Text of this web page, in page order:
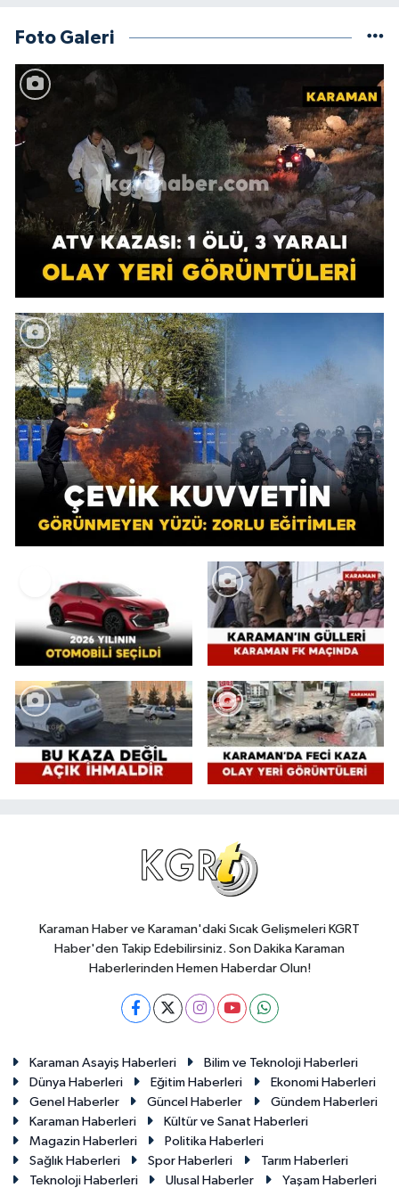
Foto Galeri
Karaman Haber ve Karaman'daki Sıcak Gelişmeleri KGRT
Haber'den Takip Edebilirsiniz. Son Dakika Karaman
Haberlerinden Hemen Haberdar Olun!
Karaman Asayiş Haberleri
Bilim ve Teknoloji Haberleri
Dünya Haberleri
Eğitim Haberleri
Ekonomi Haberleri
Genel Haberler
Güncel Haberler
Gündem Haberleri
Karaman Haberleri
Kültür ve Sanat Haberleri
Magazin Haberleri
Politika Haberleri
Sağlık Haberleri
Spor Haberleri
Tarım Haberleri
Teknoloji Haberleri
Ulusal Haberler Yaşam Haberleri